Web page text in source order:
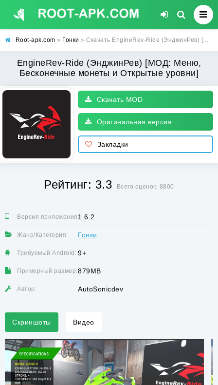
Root-apk.com » Гонки » Скачать EngineRev-Ride (ЭнджинРев) [МОД: Меню, Бесконечные монеты и Открытые уровни] | Взлом EngineRev-Ride на Андроид
EngineRev-Ride (ЭнджинРев) [МОД: Меню,
Бесконечные монеты и Открытые уровни]
Скачать MOD
Оригинальная версия
Закладки
Рейтинг: 3.3 Всего оценок: 8800
Версия приложения:1.6.2
Жанр/Категория: Гонки
Требуемый Android: 9+
Примерный размер:879MB
Автор: AutoSonicdev
Скриншоты Видео